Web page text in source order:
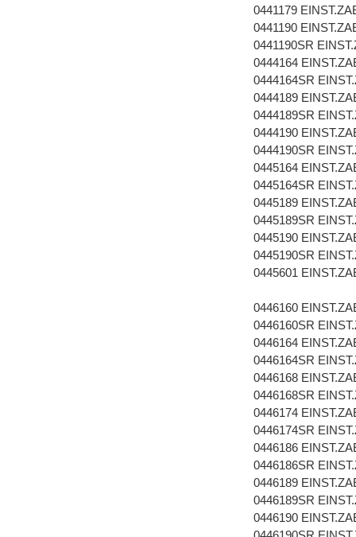
0441179
0441190
0441190SR
0444164
0444164SR
0444189
0444189SR
0444190
0444190SR
0445164
0445164SR
0445189
0445189SR
0445190
0445190SR
0445601
0446160
0446160SR
0446164
0446164SR
0446168
0446168SR
0446174
0446174SR
0446186
0446186SR
0446189
0446189SR
0446190